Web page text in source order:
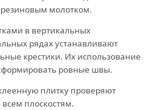
молотком.
в вертикальных
рядах устанавливают
крестики. Их использование
ровные швы.
плитку проверяют
плоскостям.